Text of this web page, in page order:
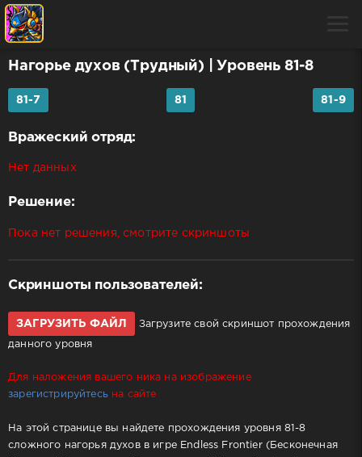
Нагорье духов (Трудный) | Уровень 81-8
81-7 81 81-9
Вражеский отряд:
Нет данных
Решение:
Пока нет решения, смотрите скриншоты
Скриншоты пользователей:
ЗАГРУЗИТЬ ФАЙЛ Загрузите свой скриншот прохождения
данного уровня
Для наложения вашего ника на изображение
зарегистрируйтесьна сайте
На этой странице вы найдете прохождения уровня 81-8
сложного нагорья духов в игре Endless Frontier (Бесконечная